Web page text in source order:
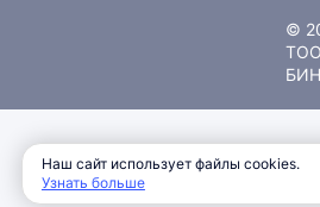
©
ТОО
БИН
Наш сайт использует файлы cookies.
Узнать больше